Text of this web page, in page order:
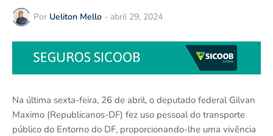
Por Ueliton Mello - abril 29, 2024
Na última sexta-feira, 26 de abril, o deputado federal Gilvan
Maximo (Republicanos-DF) fez uso pessoal do transporte
público do Entorno do DF, proporcionando-lhe uma vivência